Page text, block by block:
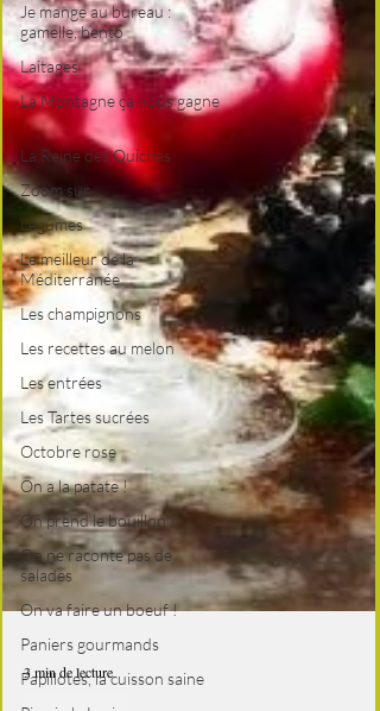
Je mange au bureau :
gamelle, bento
Laitages
La Montagne ça nous gagne
!
La Reine des Quiches
Zoom sur ...
Légumes
Le meilleur de la
Méditerranée
Les champignons
Les recettes au melon
Les entrées
Les Tartes sucrées
Octobre rose
On a la patate !
On prend le bouillon !
On ne raconte pas de
salades
On va faire un boeuf !
Paniers gourmands
Papillotes, la cuisson saine